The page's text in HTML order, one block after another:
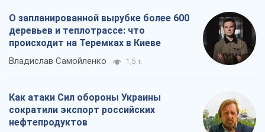
О запланированной вырубке более 600
деревьев и теплотрассе: что
происходит на Теремках в Киеве
Владислав Самойленко 1,5 т.
Как атаки Сил обороны Украины
сократили экспорт российских
нефтепродуктов